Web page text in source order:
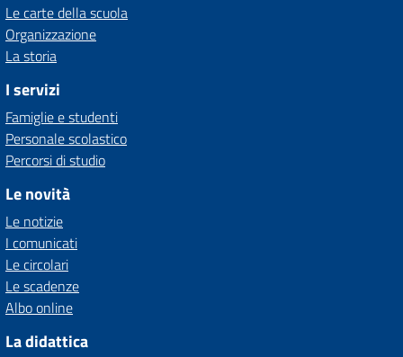
Le carte della scuola
Organizzazione
La storia
I servizi
Famiglie e studenti
Personale scolastico
Percorsi di studio
Le novità
Le notizie
I comunicati
Le circolari
Le scadenze
Albo online
La didattica